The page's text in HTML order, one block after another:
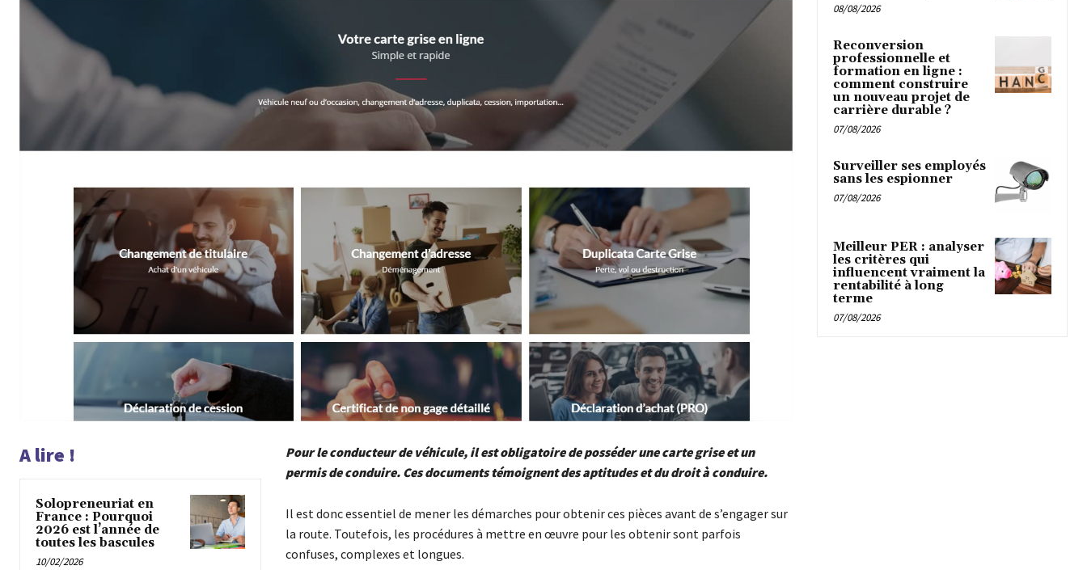
A lire !
Solopreneuriat en
France : Pourquoi
2026 est l’année de
toutes les bascules
10/02/2026
Pour le conducteur de véhicule, il est obligatoire de posséder une carte grise et un
permis de conduire. Ces documents témoignent des aptitudes et du droit à conduire.
Il est donc essentiel de mener les démarches pour obtenir ces pièces avant de s’engager sur
la route. Toutefois, les procédures à mettre en œuvre pour les obtenir sont parfois
confuses, complexes et longues.
08/08/2026
Reconversion
professionnelle et
formation en ligne :
comment construire
un nouveau projet de
carrière durable ?
07/08/2026
Surveiller ses employés
sans les espionner
07/08/2026
Meilleur PER : analyser
les critères qui
influencent vraiment la
rentabilité à long
terme
07/08/2026